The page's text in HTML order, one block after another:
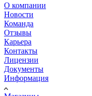
О компании
Новости
Команда
Отзывы
Карьера
Контакты
Лицензии
Документы
Информация